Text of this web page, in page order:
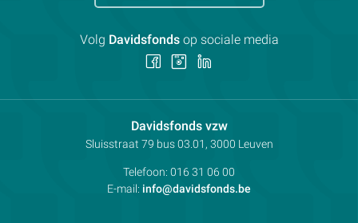
Davidsfonds vzwContactpersoon:
Adres:
Sluisstraat 79 bus 03.01, 3000 Leuven
Telefoon: 016 31 06 00
E-mail: info@davidsfonds.be
Volg Davidsfondsop sociale media
Volg Volg